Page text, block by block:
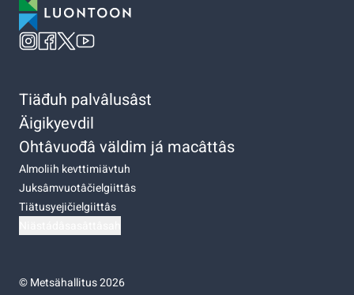
Tiäđuh palvâlusâst
Äigikyevdil
Ohtâvuođâ väldim já macâttâs
Almoliih kevttimiävtuh
Juksâmvuotâčielgiittâs
Tiätusyejičielgiittâs
©Metsähallitus 2026